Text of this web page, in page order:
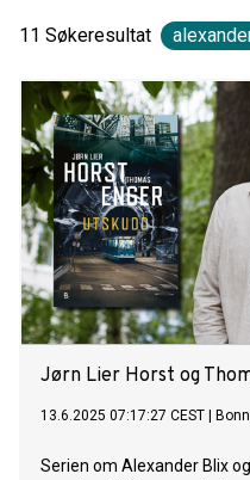
11 Søkeresultat
Jørn Lier Horst og
13.6.2025 07:17:27 CEST
Serien om Alexander Blix